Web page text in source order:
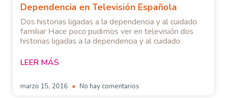
Dependencia en Televisión Española
Dos historias ligadas a la dependencia y al cuidado
familiar Hace poco pudimos ver en televisión dos
historias ligadas a la dependencia y al cuidado
LEER MÁS
marzo 15, 2016 No hay comentarios